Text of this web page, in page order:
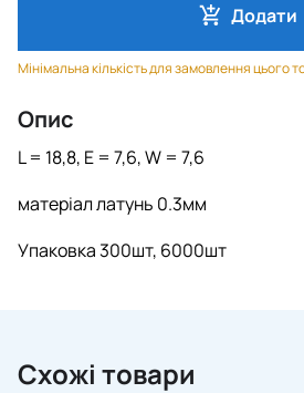
Додати
Мінімальна кількість для замовлення цього
Опис
L = 18,8, E = 7,6, W = 7,6
матеріал латунь 0.3мм
Упаковка 300шт, 6000шт
Схожі товари